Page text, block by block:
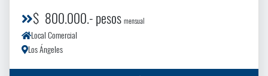
$ 800.000.- pesos mensual
Local Comercial
Los Ángeles